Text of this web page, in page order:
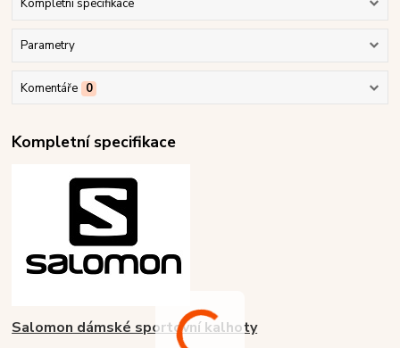
Kompletní specifikace
Parametry
Komentáře 0
Kompletní specifikace
Salomon dámské sportovní kalhoty